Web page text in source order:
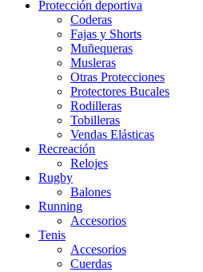
Protección deportiva
Coderas
Fajas y Shorts
Muñequeras
Musleras
Otras Protecciones
Protectores Bucales
Rodilleras
Tobilleras
Vendas Elásticas
Recreación
Relojes
Rugby
Balones
Running
Accesorios
Tenis
Accesorios
Cuerdas